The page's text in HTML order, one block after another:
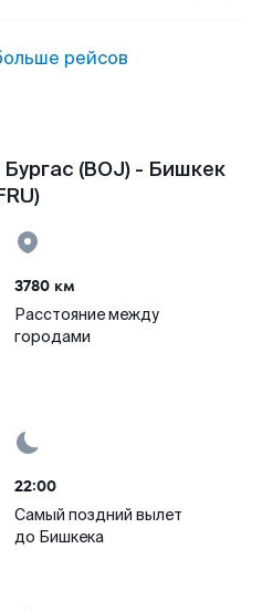
рейсов
(BOJ) - Бишкек
3780 км
Расстояние между
городами
22:00
Самый поздний вылет
до Бишкека